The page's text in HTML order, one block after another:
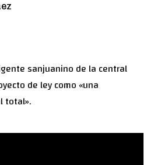
sanjuanino de la central
de ley como «una
total».